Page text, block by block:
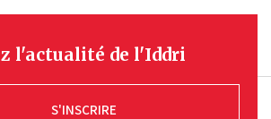
l'actualité de l'Iddri
S'INSCRIRE